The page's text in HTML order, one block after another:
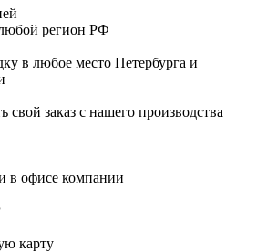
регион РФ
в любое место Петербурга и
свой заказ с нашего производства
в офисе компании
карту